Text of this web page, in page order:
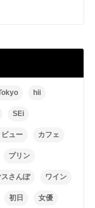
hii
SEi
ュー カフェ
プリン
さんぽ ワイン
初日 女優